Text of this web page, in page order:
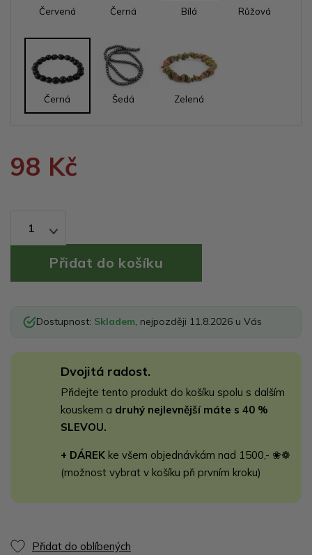
Červená Černá Bílá Růžová
Černá Šedá Zelená
98 Kč
1
Dostupnost: Skladem, nejpozději 11.8.2026 u Vás
Dvojitá radost.
Přidejte tento produkt do košíku spolu s dalším
kouskem a druhý nejlevnější máte s 40 %
SLEVOU.
+ DÁREK ke všem objednávkám nad 1500,- ❀❁
(možnost vybrat v košíku při prvním kroku)
Přidat do oblíbených